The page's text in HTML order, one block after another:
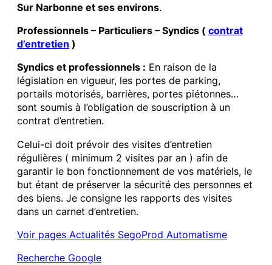
Sur Narbonne et ses environs.
Professionnels – Particuliers – Syndics ( contrat
d’entretien )
Syndics et professionnels : En raison de la
législation en vigueur, les portes de parking,
portails motorisés, barrières, portes piétonnes…
sont soumis à l’obligation de souscription à un
contrat d’entretien.
Celui-ci doit prévoir des visites d’entretien
régulières ( minimum 2 visites par an ) afin de
garantir le bon fonctionnement de vos matériels, le
but étant de préserver la sécurité des personnes et
des biens. Je consigne les rapports des visites
dans un carnet d’entretien.
Voir pages Actualités SegoProd Automatisme
Recherche Google